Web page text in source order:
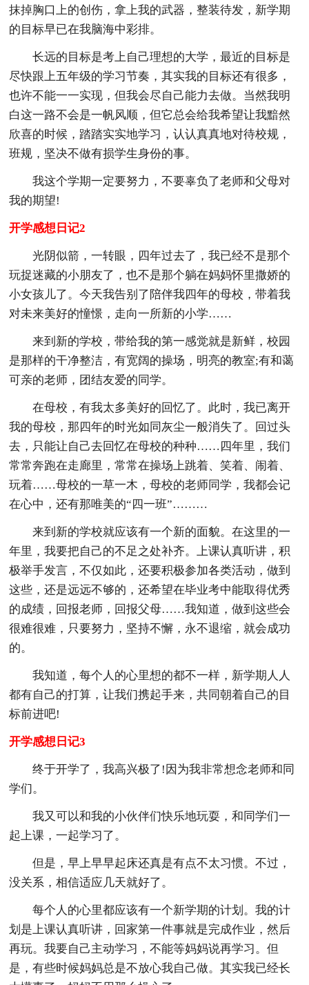
抹掉胸口上的创伤，拿上我的武器，整装待发，新学期
的目标早已在我脑海中彩排。
长远的目标是考上自己理想的大学，最近的目标是
尽快跟上五年级的学习节奏，其实我的目标还有很多，
也许不能一一实现，但我会尽自己能力去做。当然我明
白这一路不会是一帆风顺，但它总会给我希望让我黯然
欣喜的时候，踏踏实实地学习，认认真真地对待校规，
班规，坚决不做有损学生身份的事。
我这个学期一定要努力，不要辜负了老师和父母对
我的期望!
开学感想日记2
光阴似箭，一转眼，四年过去了，我已经不是那个
玩捉迷藏的小朋友了，也不是那个躺在妈妈怀里撒娇的
小女孩儿了。今天我告别了陪伴我四年的母校，带着我
对未来美好的憧憬，走向一所新的小学……
来到新的学校，带给我的第一感觉就是新鲜，校园
是那样的干净整洁，有宽阔的操场，明亮的教室;有和蔼
可亲的老师，团结友爱的同学。
在母校，有我太多美好的回忆了。此时，我已离开
我的母校，那四年的时光如同灰尘一般消失了。回过头
去，只能让自己去回忆在母校的种种……四年里，我们
常常奔跑在走廊里，常常在操场上跳着、笑着、闹着、
玩着……母校的一草一木，母校的老师同学，我都会记
在心中，还有那唯美的“四一班”………
来到新的学校就应该有一个新的面貌。在这里的一
年里，我要把自己的不足之处补齐。上课认真听讲，积
极举手发言，不仅如此，还要积极参加各类活动，做到
这些，还是远远不够的，还希望在毕业考中能取得优秀
的成绩，回报老师，回报父母……我知道，做到这些会
很难很难，只要努力，坚持不懈，永不退缩，就会成功
的。
我知道，每个人的心里想的都不一样，新学期人人
都有自己的打算，让我们携起手来，共同朝着自己的目
标前进吧!
开学感想日记3
终于开学了，我高兴极了!因为我非常想念老师和同
学们。
我又可以和我的小伙伴们快乐地玩耍，和同学们一
起上课，一起学习了。
但是，早上早早起床还真是有点不太习惯。不过，
没关系，相信适应几天就好了。
每个人的心里都应该有一个新学期的计划。我的计
划是上课认真听讲，回家第一件事就是完成作业，然后
再玩。我要自己主动学习，不能等妈妈说再学习。但
是，有些时候妈妈总是不放心我自己做。其实我已经长